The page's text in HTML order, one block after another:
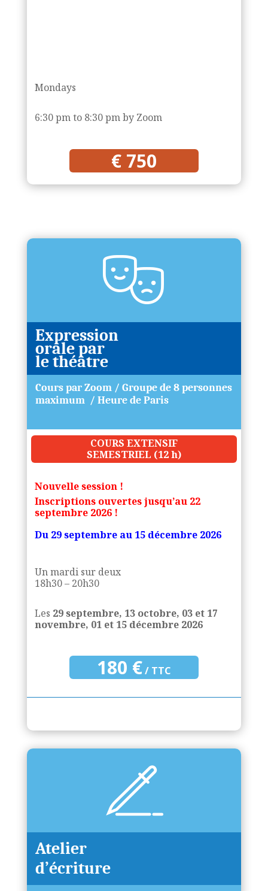
Mondays
6:30 pm to 8:30 pm by Zoom
€ 750
Expression
orale par
le théâtre
Cours par Zoom / Groupe de 8 personnes
maximum / Heure de Paris
COURS EXTENSIF
SEMESTRIEL (12 h)
Nouvelle session !
Inscriptions ouvertes jusqu’au 22
septembre 2026 !
Du 29 septembre au 15 décembre 2026
Un mardi sur deux
18h30 – 20h30
Les 29 septembre, 13 octobre, 03 et 17
novembre, 01 et 15 décembre 2026
180 €/ TTC
Atelier
d’écriture